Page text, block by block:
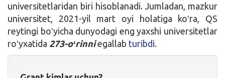
universitetlaridan biri hisoblanadi. Jumladan, mazkur
universitet, 2021-yil mart oyi holatiga koʻra, QS
reytingi boʻyicha dunyodagi eng yaxshi universitetlar
roʻyxatida 273-oʻrinniegallab turibdi.